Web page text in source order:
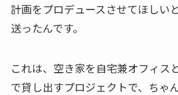
計画をプロデュースさせてほしい
送ったんです。
これは、空き家を自宅兼オフィス
で貸し出すプロジェクトで、ちゃ